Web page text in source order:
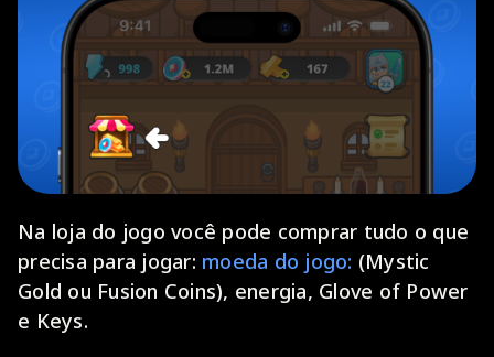
Na loja do jogo você pode comprar tudo o que
precisa para jogar: moeda do jogo: (Mystic
Gold ou Fusion Coins), energia, Glove of Power
e Keys.